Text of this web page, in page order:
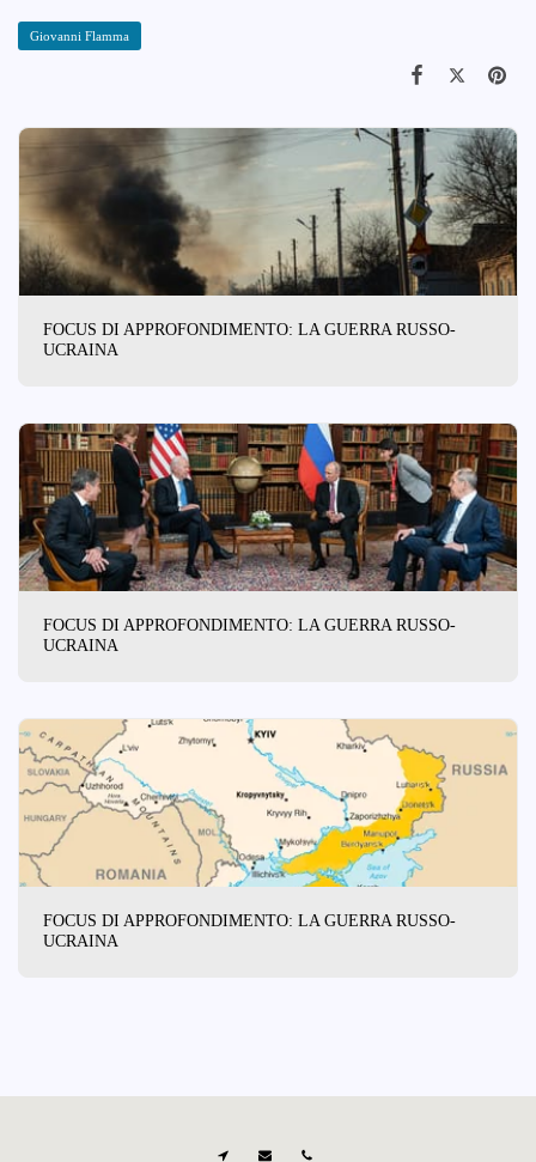
Giovanni Flamma
FOCUS DI APPROFONDIMENTO: LA GUERRA RUSSO-
UCRAINA
FOCUS DI APPROFONDIMENTO: LA GUERRA RUSSO-
UCRAINA
FOCUS DI APPROFONDIMENTO: LA GUERRA RUSSO-
UCRAINA